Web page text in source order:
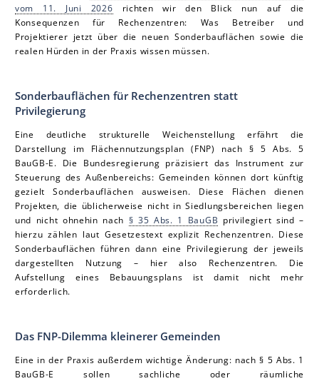
vom 11. Juni 2026 richten wir den Blick nun auf die
Konsequenzen für Rechenzentren: Was Betreiber und
Projektierer jetzt über die neuen Sonderbauflächen sowie die
realen Hürden in der Praxis wissen müssen.
Sonderbauflächen für Rechenzentren statt
Privilegierung
Eine deutliche strukturelle Weichenstellung erfährt die
Darstellung im Flächennutzungsplan (FNP) nach § 5 Abs. 5
BauGB-E. Die Bundesregierung präzisiert das Instrument zur
Steuerung des Außenbereichs: Gemeinden können dort künftig
gezielt Sonderbauflächen ausweisen. Diese Flächen dienen
Projekten, die üblicherweise nicht in Siedlungsbereichen liegen
und nicht ohnehin nach § 35 Abs. 1 BauGB privilegiert sind –
hierzu zählen laut Gesetzestext explizit Rechenzentren. Diese
Sonderbauflächen führen dann eine Privilegierung der jeweils
dargestellten Nutzung – hier also Rechenzentren. Die
Aufstellung eines Bebauungsplans ist damit nicht mehr
erforderlich.
Das FNP-Dilemma kleinerer Gemeinden
Eine in der Praxis außerdem wichtige Änderung: nach § 5 Abs. 1
BauGB-E sollen sachliche oder räumliche